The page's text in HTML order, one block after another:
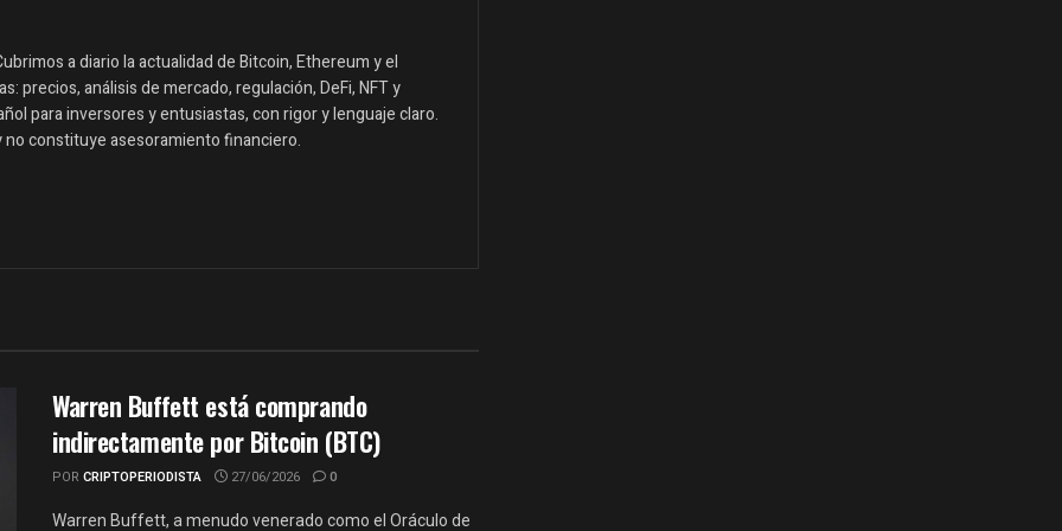
a diario la actualidad de Bitcoin, Ethereum y el
precios, análisis de mercado, regulación, DeFi, NFT y
para inversores y entusiastas, con rigor y lenguaje claro.
constituye asesoramiento financiero.
Warren Buffett está comprando
indirectamente por Bitcoin (BTC)
POR CRIPTOPERIODISTA 27/06/2026 0
Warren Buffett, a menudo venerado como el Oráculo de